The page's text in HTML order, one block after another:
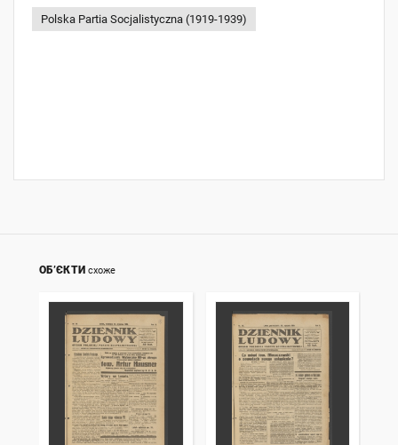
Polska Partia Socjalistyczna (1919-1939)
ОБ’ЄКТИ схоже